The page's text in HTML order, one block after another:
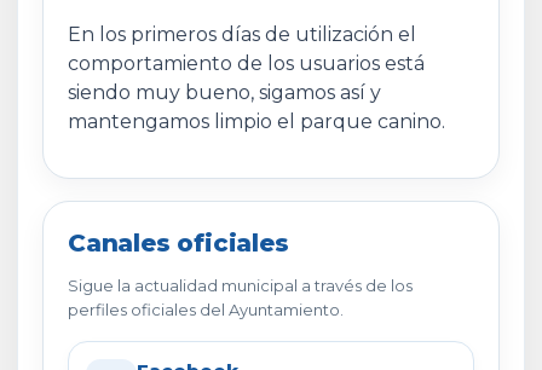
En los primeros días de utilización el
comportamiento de los usuarios está
siendo muy bueno, sigamos así y
mantengamos limpio el parque canino.
Canales oficiales
Sigue la actualidad municipal a través de los
perfiles oficiales del Ayuntamiento.